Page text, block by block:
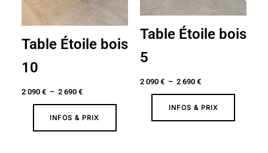
Table Étoile bois
10
2 090 € – 2 690 €
INFOS & PRIX
Table Étoile bois
5
2 090 € – 2 690 €
INFOS & PRIX